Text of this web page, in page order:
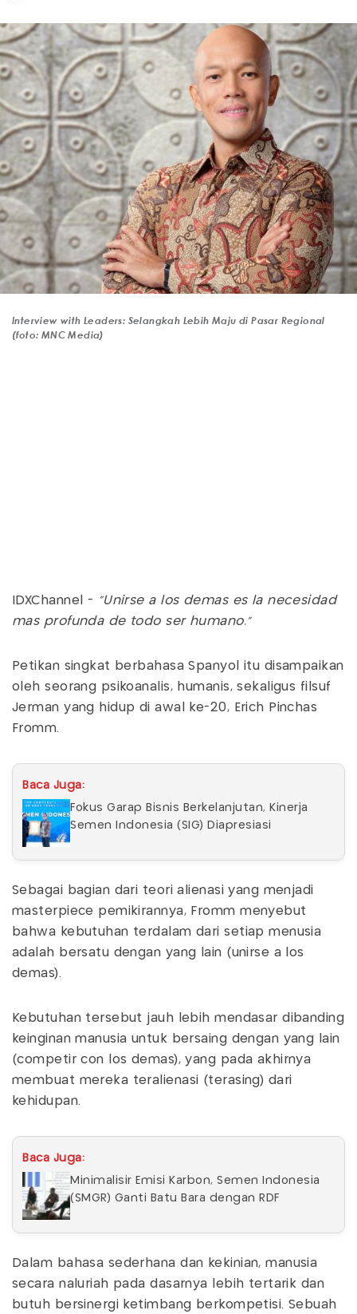
Interview with Leaders: Selangkah Lebih Maju di Pasar Regional
(foto: MNC Media)
IDXChannel -
"Unirse a los demás es la necesidad
más profunda de todo ser humano."
Petikan singkat berbahasa Spanyol itu disampaikan
oleh seorang psikoanalis, humanis, sekaligus filsuf
Jerman yang hidup di awal ke-20, Erich Pinchas
Fromm.
Baca Juga:
Fokus Garap Bisnis Berkelanjutan, Kinerja
Semen Indonesia (SIG) Diapresiasi
Sebagai bagian dari teori alienasi yang menjadi
masterpiece pemikirannya, Fromm menyebut
bahwa kebutuhan terdalam dari setiap menusia
adalah bersatu dengan yang lain (unirse a los
demás).
Kebutuhan tersebut jauh lebih mendasar dibanding
keinginan manusia untuk bersaing dengan yang lain
(competir con los demás), yang pada akhirnya
membuat mereka teralienasi (terasing) dari
kehidupan.
Baca Juga:
Minimalisir Emisi Karbon, Semen Indonesia
(SMGR) Ganti Batu Bara dengan RDF
Dalam bahasa sederhana dan kekinian, manusia
secara naluriah pada dasarnya lebih tertarik dan
butuh bersinergi ketimbang berkompetisi. Sebuah